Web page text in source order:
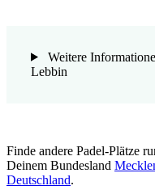
Weitere
Lebbin
Finde andere Padel-Plätze
Deinem Bundesland
Deutschland.